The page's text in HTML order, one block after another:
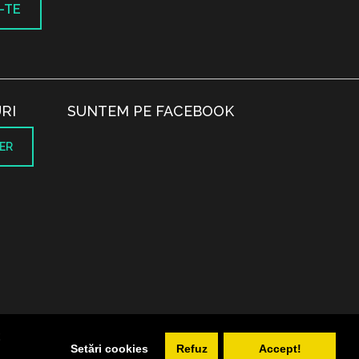
Setări cookies Refuz Accept!
TE
SUNTEM PE FACEBOOK